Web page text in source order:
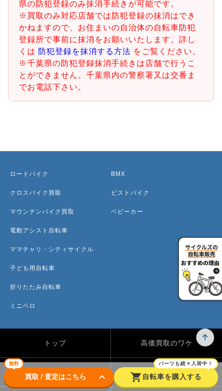
県の防犯登録のみ抹消手続きが可能です。
※買取のみ対応店舗では防犯登録の抹消はでき
かねますので、お住まいの自治体の自転車防犯
登録所で事前に抹消をお願いいたします。詳し
くは 防犯登録を抹消する方法 をご覧ください。
※千葉県の防犯登録抹消手続きは店舗で行うこ
とができません。千葉県内の警察署又は交番ま
でお電話下さい。
無料
買取 / 査定はこちら keyboard_arrow_down shopping_cart
パーツも続々入荷中！
自転車を購入する
ロードバイク
クロスバイク買取
マウンテンバイク買取
電動アシスト自転車
ママチャリ・シティサイクル
子ども用自転車
折りたたみ自転車
ミニベロ
BMX
ピストバイク
ベビーカー
トップ 高価買取のワケ
買取方法 買取カテゴリー